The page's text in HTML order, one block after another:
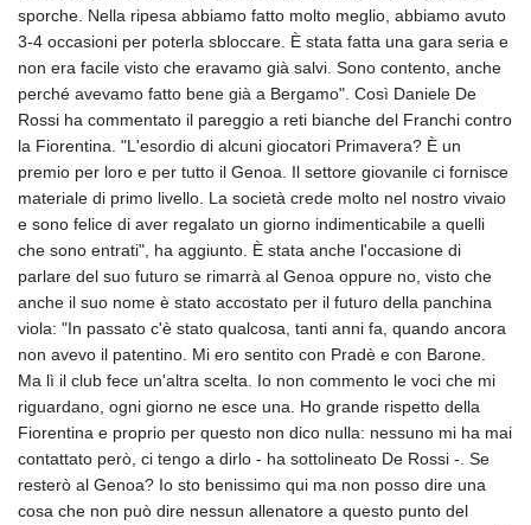
sporche. Nella ripesa abbiamo fatto molto meglio, abbiamo avuto
3-4 occasioni per poterla sbloccare. È stata fatta una gara seria e
non era facile visto che eravamo già salvi. Sono contento, anche
perché avevamo fatto bene già a Bergamo". Così Daniele De
Rossi ha commentato il pareggio a reti bianche del Franchi contro
la Fiorentina. "L'esordio di alcuni giocatori Primavera? È un
premio per loro e per tutto il Genoa. Il settore giovanile ci fornisce
materiale di primo livello. La società crede molto nel nostro vivaio
e sono felice di aver regalato un giorno indimenticabile a quelli
che sono entrati", ha aggiunto. È stata anche l'occasione di
parlare del suo futuro se rimarrà al Genoa oppure no, visto che
anche il suo nome è stato accostato per il futuro della panchina
viola: "In passato c'è stato qualcosa, tanti anni fa, quando ancora
non avevo il patentino. Mi ero sentito con Pradè e con Barone.
Ma lì il club fece un'altra scelta. Io non commento le voci che mi
riguardano, ogni giorno ne esce una. Ho grande rispetto della
Fiorentina e proprio per questo non dico nulla: nessuno mi ha mai
contattato però, ci tengo a dirlo - ha sottolineato De Rossi -. Se
resterò al Genoa? Io sto benissimo qui ma non posso dire una
cosa che non può dire nessun allenatore a questo punto del